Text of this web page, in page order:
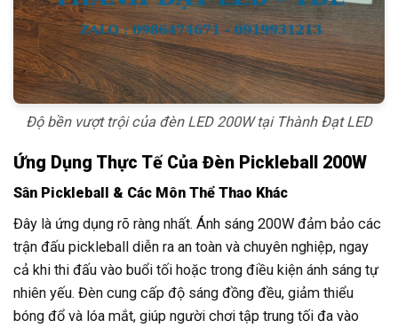
Độ bền vượt trội của đèn LED 200W tại Thành Đạt LED
Ứng Dụng Thực Tế Của Đèn Pickleball 200W
Sân Pickleball & Các Môn Thể Thao Khác
Đây là ứng dụng rõ ràng nhất. Ánh sáng 200W đảm bảo các
trận đấu pickleball diễn ra an toàn và chuyên nghiệp, ngay
cả khi thi đấu vào buổi tối hoặc trong điều kiện ánh sáng tự
nhiên yếu. Đèn cung cấp độ sáng đồng đều, giảm thiểu
bóng đổ và lóa mắt, giúp người chơi tập trung tối đa vào